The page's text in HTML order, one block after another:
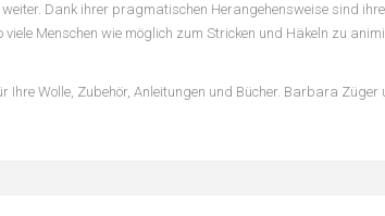
Dank ihrer pragmatischen Herangehensweise sind
Menschen wie möglich zum Stricken und Häkeln zu
Ihre Wolle, Zubehör, Anleitungen und Bücher. Barbara Züger